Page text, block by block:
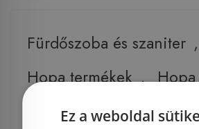
Fürdőszoba és szaniter ,
Hopa termékek , Hopa
, Fürdőszoba
Ez a weboldal